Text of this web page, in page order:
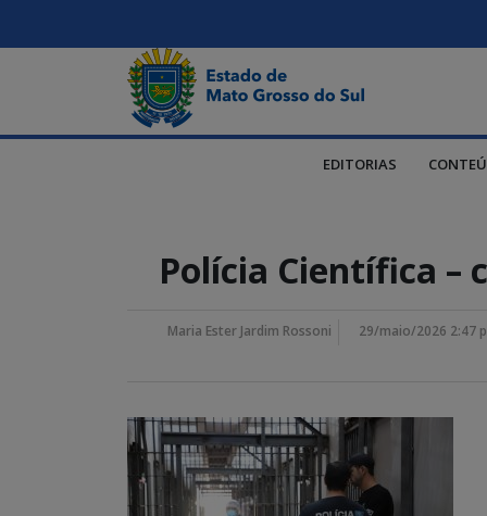
EDITORIAS
Polícia Científica –
Maria Ester Jardim Rossoni 29/maio/2026 2:47